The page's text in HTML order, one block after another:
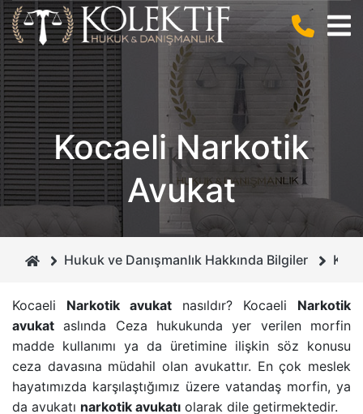
BIZ KIMIZ ?
KURUCUMUZ
CEZA HUKUKU
BILIŞIM HUKUKU
MIRAS HUKUKU
GAYRIMENKUL HUKUKU
BOŞANMA VE AILE HUKUKU
İCRA VE İFLAS HUKUKU
BORÇLAR HUKUKU
ANLAŞMALI BOŞANMA
BILIŞIM SUÇLARI
DOLANDIRICILIK SUÇU
CEZA MAHKEMELERI
İHTIYATI HACIZ
İSIM VE SOYISIM DEĞIŞIKLIĞI DAVASI
ÇEKIŞMELI BOŞANMA DAVASI
BANKA HESABINA KONULAN BLOKENIN
Kocaeli Narkotik
Avukat
Hukuk ve Danışmanlık Hakkında Bilgiler
Kocaeli Narkotik avukat nasıldır? Kocaeli Narkotik
avukat aslında Ceza hukukunda yer verilen morfin
madde kullanımı ya da üretimine ilişkin söz konusu
ceza davasına müdahil olan avukattır. En çok meslek
hayatımızda karşılaştığımız üzere vatandaş morfin, ya
da avukatı narkotik avukatı olarak dile getirmektedir.